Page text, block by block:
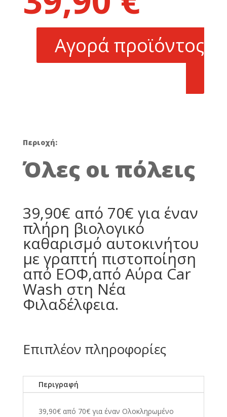
70,00 €.
τιμή
είναι:
39,90 €.
Αγορά προϊόντος
Περιοχή:
Όλες οι πόλεις
39,90€ από 70€ για έναν
πλήρη βιολογικό
καθαρισμό αυτοκινήτου
με γραπτή πιστοποίηση
από ΕΟΦ,από Αύρα Car
Wash στη Νέα
Φιλαδέλφεια.
Επιπλέον πληροφορίες
Περιγραφή
39,90€ από 70€ για έναν Ολοκληρωμένο